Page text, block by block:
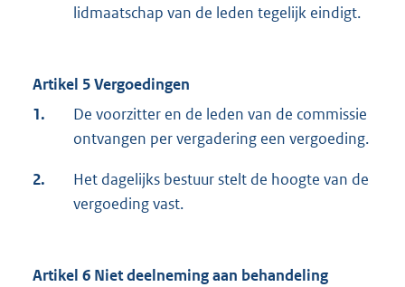
lidmaatschap van de leden tegelijk eindigt.
Artikel 5 Vergoedingen
1.
De voorzitter en de leden van de commissie
ontvangen per vergadering een vergoeding.
2.
Het dagelijks bestuur stelt de hoogte van de
vergoeding vast.
Artikel 6 Niet deelneming aan behandeling